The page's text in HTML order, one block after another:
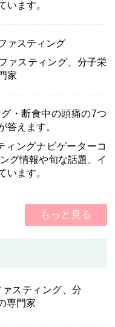
います。
ァスティング
ァスティング、分子栄
家
・断食中の頭痛の7つ
答えます。
ィングナビゲーターコ
グ情報や旬な話題、イ
います。
もっと見る
スティング、分
専門家